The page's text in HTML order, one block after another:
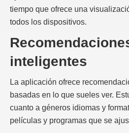
tiempo que ofrece una
todos los dispositivos.
inteligentes
La aplicación ofrece
basadas en lo que sueles ver.
cuanto a géneros idiomas y
películas y programas que se